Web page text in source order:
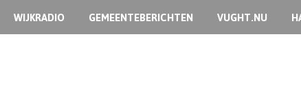
WIJKRADIO GEMEENTEBERICHTEN VUGHT.NU